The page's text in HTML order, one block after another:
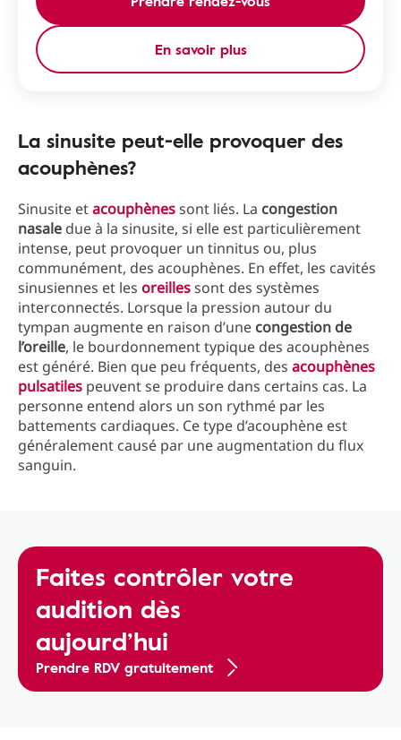
En savoir plus
La sinusite peut-elle provoquer des
acouphènes?
Sinusite etacouphènessont liés. La congestion
nasale due à la sinusite, si elle est particulièrement
intense, peut provoquer un tinnitus ou, plus
communément, des acouphènes. En effet, les cavités
sinusiennes et les oreillessont des systèmes
interconnectés. Lorsque la pression autour du
tympan augmente en raison d’une congestion de
l’oreille, le bourdonnement typique des acouphènes
est généré. Bien que peu fréquents, des acouphènes
pulsatiles peuvent se produire dans certains cas. La
personne entend alors un son rythmé par les
battements cardiaques. Ce type d’acouphène est
généralement causé par une augmentation du flux
sanguin.
Faites contrôler votre
audition dès
aujourd’hui
Prendre RDV gratuitement